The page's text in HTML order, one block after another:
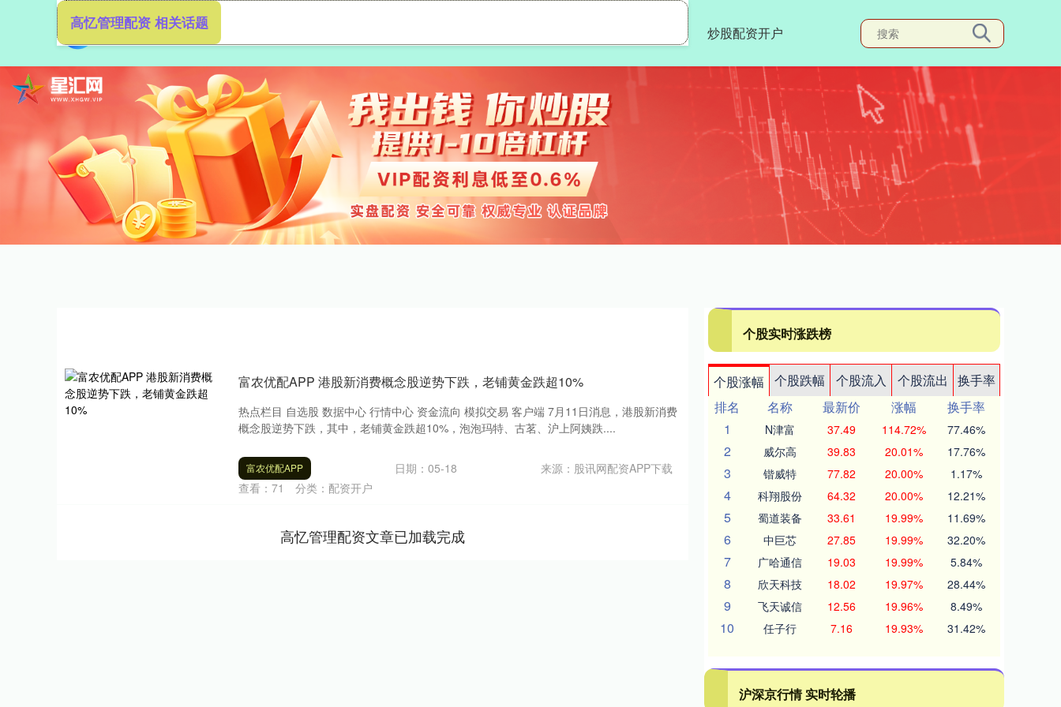
炒股配资开户
高忆管理配资 相关话题
富农优配APP 港股新消费概念股逆势下跌，老铺黄金跌超10%
热点栏目 自选股 数据中心 行情中心 资金流向 模拟交易 客户端 7月11日消息，港股新消费
概念股逆势下跌，其中，老铺黄金跌超10%，泡泡玛特、古茗、沪上阿姨跌....
富农优配APP 日期：05-18
来源：股讯网配资APP下载
查看： 71 分类： 配资开户
高忆管理配资文章已加载完成
个股实时涨跌榜
个股涨幅 个股跌幅 个股流入 个股流出
换手率
排名
名称 最新价 涨幅
换手率
1
N津富 37.49 114.72% 77.46%
2 威尔高 39.83 20.01% 17.76%
3 锴威特 77.82 20.00% 1.17%
4 科翔股份 64.32 20.00% 12.21%
5 蜀道装备 33.61 19.99% 11.69%
6 中巨芯 27.85 19.99% 32.20%
7 广哈通信 19.03 19.99% 5.84%
8 欣天科技 18.02 19.97% 28.44%
9 飞天诚信 12.56 19.96% 8.49%
10 任子行 7.16 19.93% 31.42%
沪深京行情 实时轮播